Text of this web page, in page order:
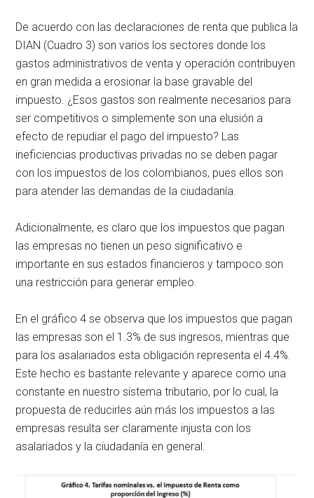
De acuerdo con las declaraciones de renta que publica la
DIAN (Cuadro 3) son varios los sectores donde los
gastos administrativos de venta y operación contribuyen
en gran medida a erosionar la base gravable del
impuesto. ¿Esos gastos son realmente necesarios para
ser competitivos o simplemente son una elusión a
efecto de repudiar el pago del impuesto? Las
ineficiencias productivas privadas no se deben pagar
con los impuestos de los colombianos, pues ellos son
para atender las demandas de la ciudadanía.
Adicionalmente, es claro que los impuestos que pagan
las empresas no tienen un peso significativo e
importante en sus estados financieros y tampoco son
una restricción para generar empleo.
En el gráfico 4 se observa que los impuestos que pagan
las empresas son el 1.3% de sus ingresos, mientras que
para los asalariados esta obligación representa el 4.4%.
Este hecho es bastante relevante y aparece como una
constante en nuestro sistema tributario, por lo cual, la
propuesta de reducirles aún más los impuestos a las
empresas resulta ser claramente injusta con los
asalariados y la ciudadanía en general.